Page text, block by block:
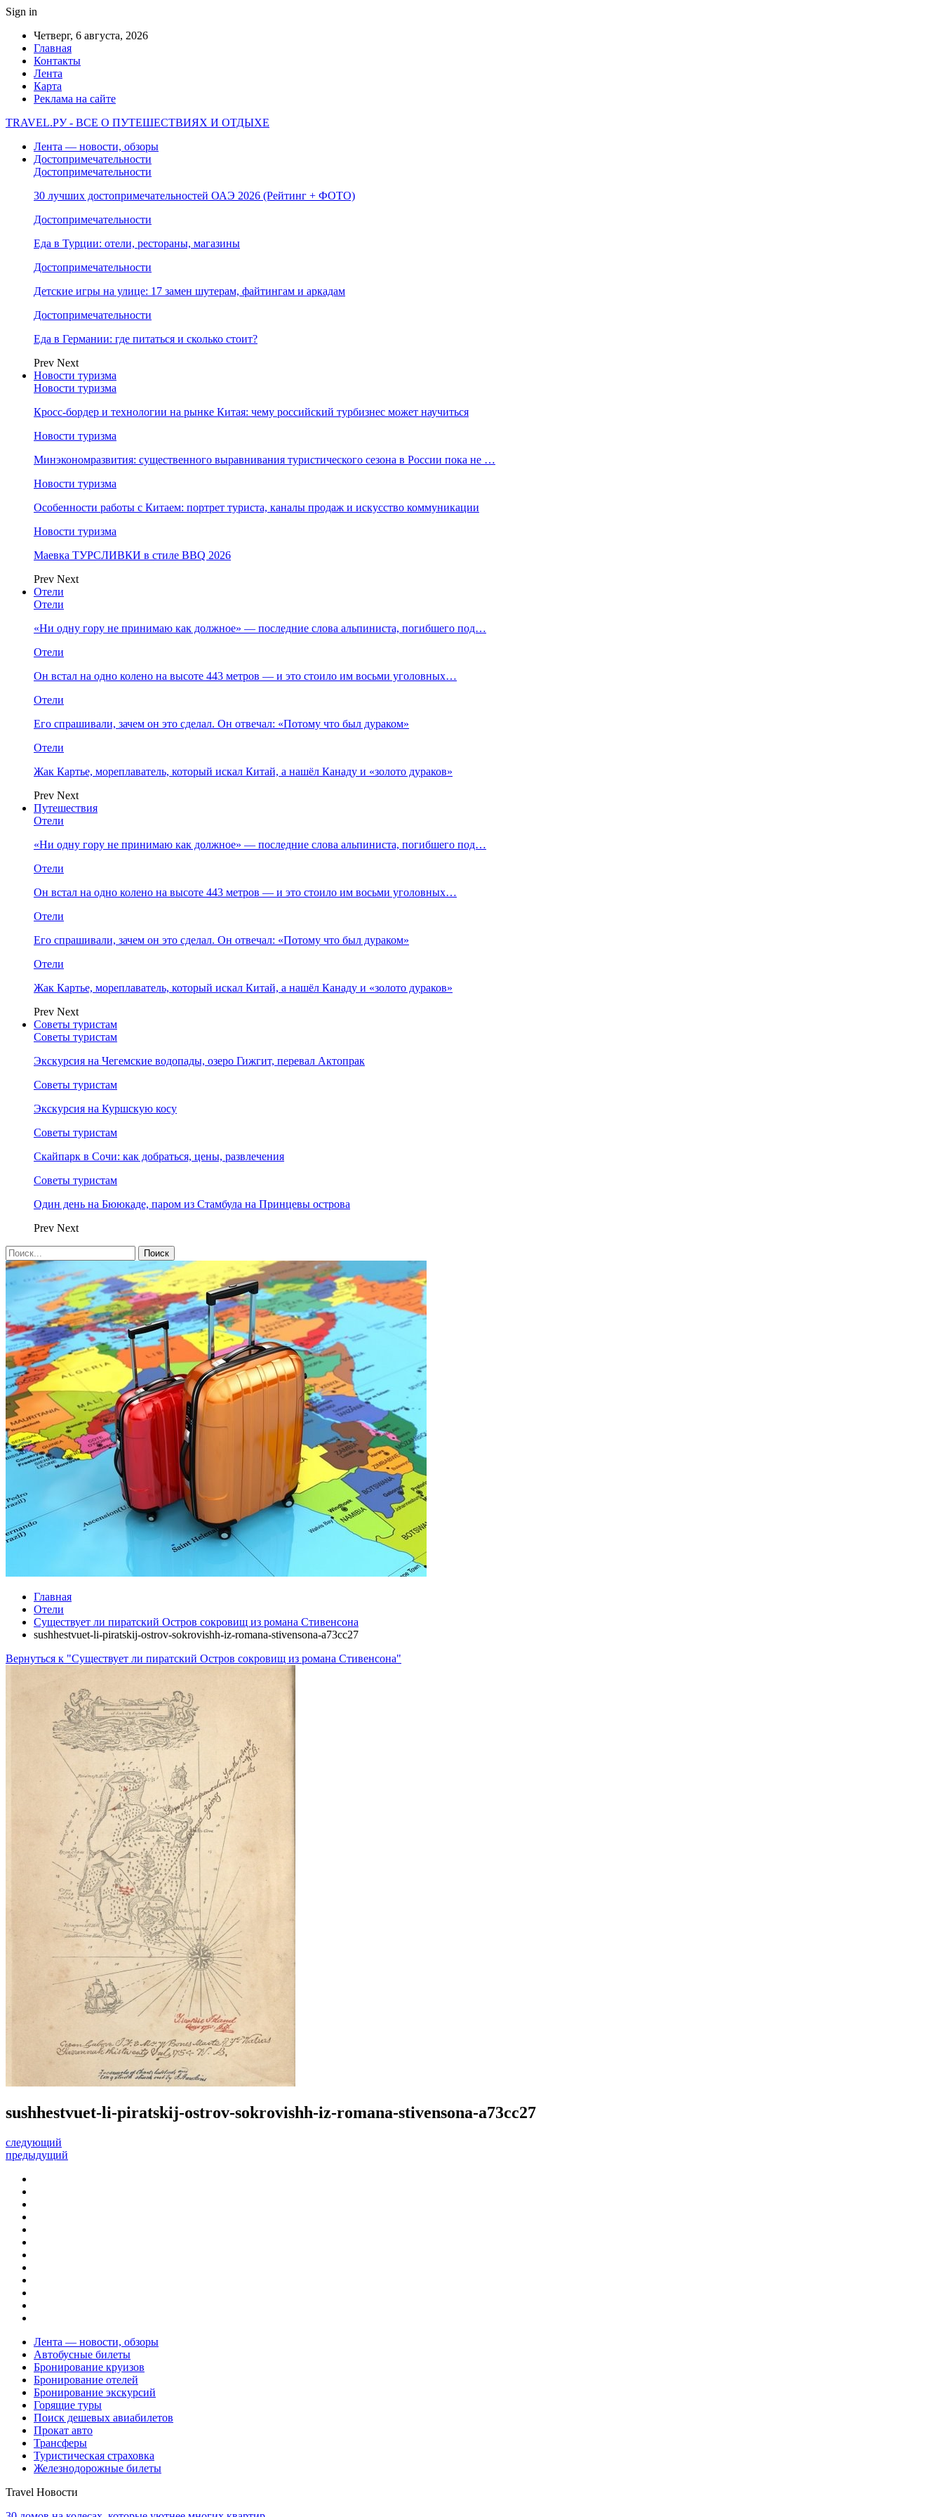
Sign in
Четверг, 6 августа, 2026
Главная
Контакты
Лента
Карта
Реклама на сайте
TRAVEL.РУ - ВСЕ О ПУТЕШЕСТВИЯХ И ОТДЫХЕ
Лента — новости, обзоры
Достопримечательности
Достопримечательности
30 лучших достопримечательностей ОАЭ 2026 (Рейтинг + ФОТО)
Достопримечательности
Еда в Турции: отели, рестораны, магазины
Достопримечательности
Детские игры на улице: 17 замен шутерам, файтингам и аркадам
Достопримечательности
Еда в Германии: где питаться и сколько стоит?
Prev Next
Новости туризма
Новости туризма
Кросс-бордер и технологии на рынке Китая: чему российский турбизнес может научиться
Новости туризма
Минэкономразвития: существенного выравнивания туристического сезона в России пока не …
Новости туризма
Особенности работы с Китаем: портрет туриста, каналы продаж и искусство коммуникации
Новости туризма
Маевка ТУРСЛИВКИ в стиле BBQ 2026
Prev Next
Отели
Отели
«Ни одну гору не принимаю как должное» — последние слова альпиниста, погибшего под…
Отели
Он встал на одно колено на высоте 443 метров — и это стоило им восьми уголовных…
Отели
Его спрашивали, зачем он это сделал. Он отвечал: «Потому что был дураком»
Отели
Жак Картье, мореплаватель, который искал Китай, а нашёл Канаду и «золото дураков»
Prev Next
Путешествия
Отели
«Ни одну гору не принимаю как должное» — последние слова альпиниста, погибшего под…
Отели
Он встал на одно колено на высоте 443 метров — и это стоило им восьми уголовных…
Отели
Его спрашивали, зачем он это сделал. Он отвечал: «Потому что был дураком»
Отели
Жак Картье, мореплаватель, который искал Китай, а нашёл Канаду и «золото дураков»
Prev Next
Советы туристам
Советы туристам
Экскурсия на Чегемские водопады, озеро Гижгит, перевал Актопрак
Советы туристам
Экскурсия на Куршскую косу
Советы туристам
Скайпарк в Сочи: как добраться, цены, развлечения
Советы туристам
Один день на Бююкаде, паром из Стамбула на Принцевы острова
Prev Next
Главная
Отели
Существует ли пиратский Остров сокровищ из романа Стивенсона
sushhestvuet-li-piratskij-ostrov-sokrovishh-iz-romana-stivensona-a73cc27
Вернуться к "Существует ли пиратский Остров сокровищ из романа Стивенсона"
sushhestvuet-li-piratskij-ostrov-sokrovishh-iz-romana-stivensona-a73cc27
следующий
предыдущий
Лента — новости, обзоры
Автобусные билеты
Бронирование круизов
Бронирование отелей
Бронирование экскурсий
Горящие туры
Поиск дешевых авиабилетов
Прокат авто
Трансферы
Туристическая страховка
Железнодорожные билеты
Travel Новости